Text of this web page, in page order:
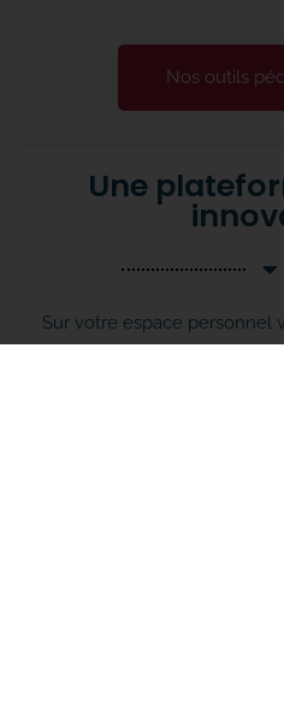
Nos outils
Une
Sur votre espace personnel